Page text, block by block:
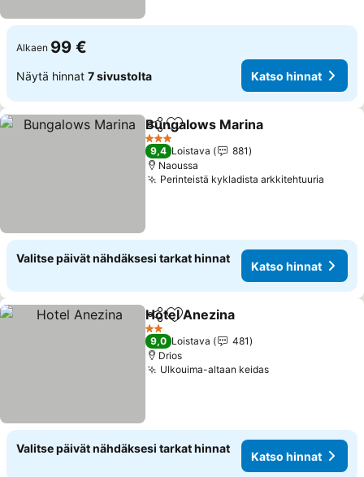
Alkaen 99 €
Näytä hinnat 7 sivustolta Katso hinnat
Jaa Lisää suosikkeihin
Bungalows Marina
3 Tähtiluokitus
9,4 Loistava
881
Naoussa
Perinteistä kykladista arkkitehtuuria
Valitse päivät nähdäksesi tarkat hinnat
Katso hinnat
Jaa Lisää suosikkeihin
Hotel Anezina
2 Tähtiluokitus
9,0 Loistava
481
Drios
Ulkouima-altaan keidas
Valitse päivät nähdäksesi tarkat hinnat
Katso hinnat